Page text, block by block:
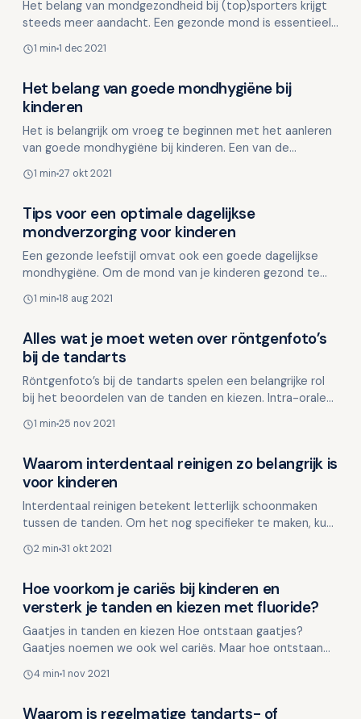
Het belang van mondgezondheid bij (top)sporters krijgt
steeds meer aandacht. Een gezonde mond is essentieel
1 min 1 dec 2021
Overig nieuws
Het belang van goede mondhygiëne bij
kinderen
Het is belangrijk om vroeg te beginnen met het aanleren
van goede mondhygiëne bij kinderen. Een van de
speek…
1 min 27 okt 2021
Overig nieuws
Tips voor een optimale dagelijkse
mondverzorging voor kinderen
Een gezonde leefstijl omvat ook een goede dagelijkse
mondhygiëne. Om de mond van je kinderen gezond te
stap…
1 min 18 aug 2021
Overig nieuws
Alles wat je moet weten over röntgenfoto’s
bij de tandarts
Röntgenfoto’s bij de tandarts spelen een belangrijke rol
bij het beoordelen van de tanden en kiezen. Intra-orale
1 min 25 nov 2021
Overig nieuws
Waarom interdentaal reinigen zo belangrijk is
voor kinderen
Interdentaal reinigen betekent letterlijk schoonmaken
tussen de tanden. Om het nog specifieker te maken, kun
2 min 31 okt 2021
Overig nieuws
Hoe voorkom je cariës bij kinderen en
versterk je tanden en kiezen met fluoride?
Gaatjes in tanden en kiezen Hoe ontstaan gaatjes?
Gaatjes noemen we ook wel cariës. Maar hoe ontstaan
4 min 1 nov 2021
Waarom is regelmatige tandarts- of